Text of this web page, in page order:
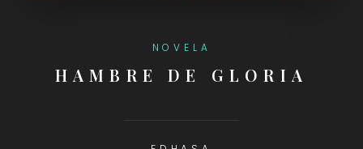
NOVELA
HAMBRE DE GLORIA